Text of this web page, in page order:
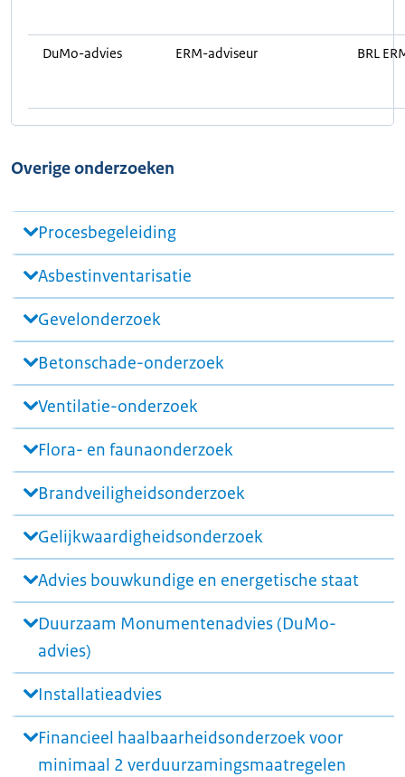
DuMo-advies ERM-adviseur BRL
Overige onderzoeken
Procesbegeleiding
Asbestinventarisatie
Gevelonderzoek
Betonschade-onderzoek
Ventilatie-onderzoek
Flora- en faunaonderzoek
Brandveiligheidsonderzoek
Gelijkwaardigheidsonderzoek
Advies bouwkundige en energetische staat
Duurzaam Monumentenadvies (DuMo-
advies)
Installatieadvies
Financieel haalbaarheidsonderzoek voor
minimaal 2 verduurzamingsmaatregelen